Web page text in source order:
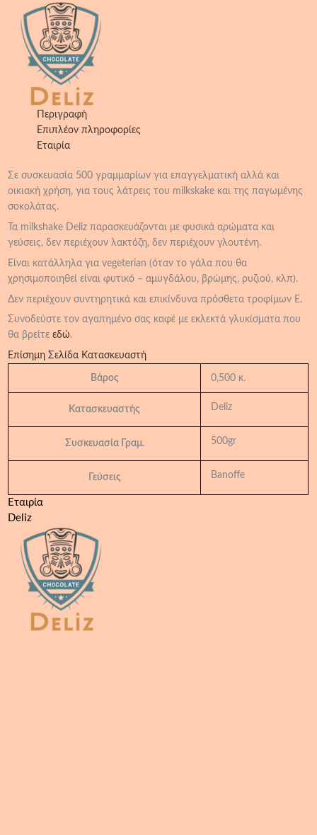
Περιγραφή
Επιπλέον πληροφορίες
Εταιρία
Σε συσκευασία 500 γραμμαρίων για επαγγελματική αλλά και
οικιακή χρήση, για τους λάτρεις του milkskake και της παγωμένης
σοκολάτας.
Τα milkshake Deliz παρασκευάζονται με φυσικά αρώματα και
γεύσεις, δεν περιέχουν λακτόζη, δεν περιέχουν γλουτένη.
Είναι κατάλληλα για vegeterian (όταν το γάλα που θα
χρησιμοποιηθεί είναι φυτικό – αμυγδάλου, βρώμης, ρυζιού, κλπ).
Δεν περιέχουν συντηρητικά και επικίνδυνα πρόσθετα τροφίμων Ε.
Συνοδεύστε τον αγαπημένο σας καφέ με εκλεκτά γλυκίσματα που
θα βρείτεεδώ.
Επίσημη Σελίδα Κατασκευαστή
Βάρος 0,500 κ.
Κατασκευαστής Deliz
Συσκευασία Γραμ. 500gr
Γεύσεις Banoffe
Εταιρία
Deliz